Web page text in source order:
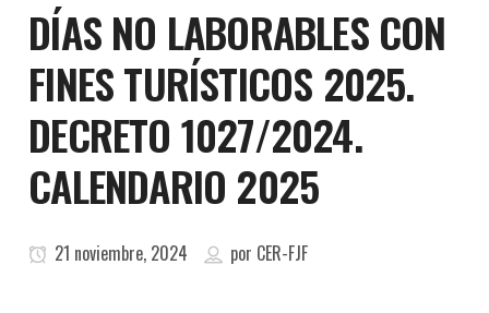
DÍAS NO LABORABLES CON
FINES TURÍSTICOS 2025.
DECRETO 1027/2024.
CALENDARIO 2025
21 noviembre, 2024 por CER-FJF